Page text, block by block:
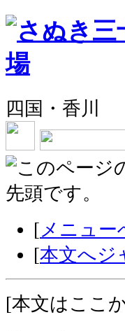
四国・香川
[ メニュ
[本文へジ
[本文はここ